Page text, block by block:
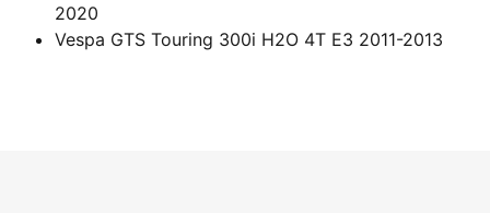
2020
Vespa GTS Touring 300i H2O 4T E3 2011-2013